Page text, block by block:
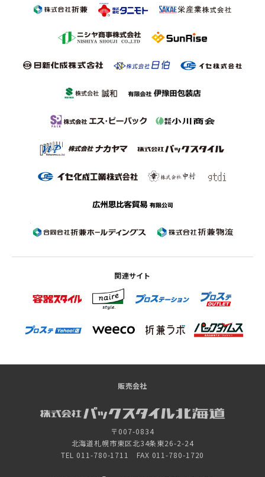
関連サイト
販売会社
〒007-0834
北海道札幌市東区北34条東26-2-24
TEL 011-780-1711 FAX 011-780-1720